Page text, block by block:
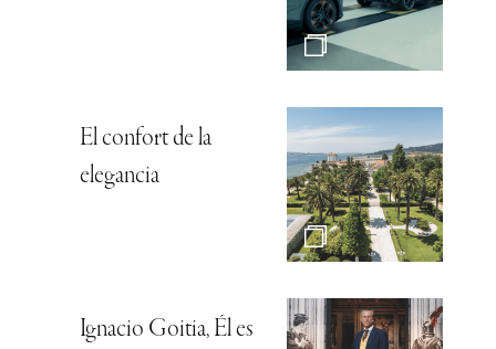
El confort de la
elegancia
Ignacio Goitia, Él es